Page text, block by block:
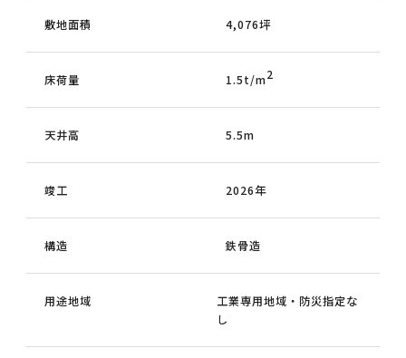
敷地面積 4,076坪
床荷量 1.5t/m2
天井高 5.5m
竣工 2026年
構造 鉄骨造
用途地域
工業専用地域・防災指定な
し